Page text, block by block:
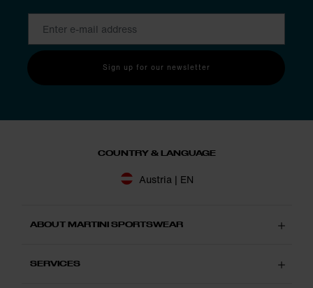
Sign up for our newsletter
COUNTRY & LANGUAGE
Austria | EN
ABOUT MARTINI SPORTSWEAR
SERVICES